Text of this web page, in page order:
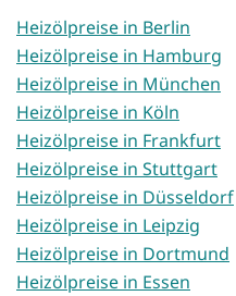
Heizölpreise in Berlin
Heizölpreise in Hamburg
Heizölpreise in München
Heizölpreise in Köln
Heizölpreise in Frankfurt
Heizölpreise in Stuttgart
Heizölpreise in Düsseldorf
Heizölpreise in Leipzig
Heizölpreise in Dortmund
Heizölpreise in Essen